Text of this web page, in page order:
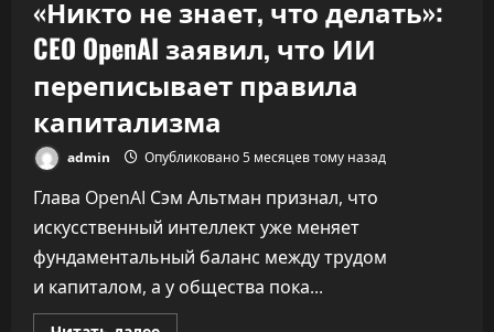
«Никто не знает, что делать»:
CEO OpenAI заявил, что ИИ
переписывает правила
капитализма
admin Опубликовано 5 месяцев тому назад
Глава OpenAI Сэм Альтман признал, что
искусственный интеллект уже меняет
фундаментальный баланс между трудом
и капиталом, а у общества пока...